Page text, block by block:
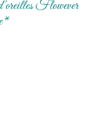
Flowever